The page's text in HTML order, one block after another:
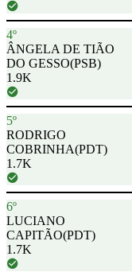
4º
ÂNGELA DE TIÃO
DO GESSO(PSB)
1.9K
5º
RODRIGO
COBRINHA(PDT)
1.7K
6º
LUCIANO
CAPITÃO(PDT)
1.7K